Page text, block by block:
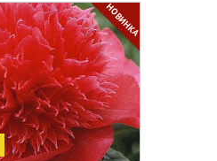
НОВИНКА